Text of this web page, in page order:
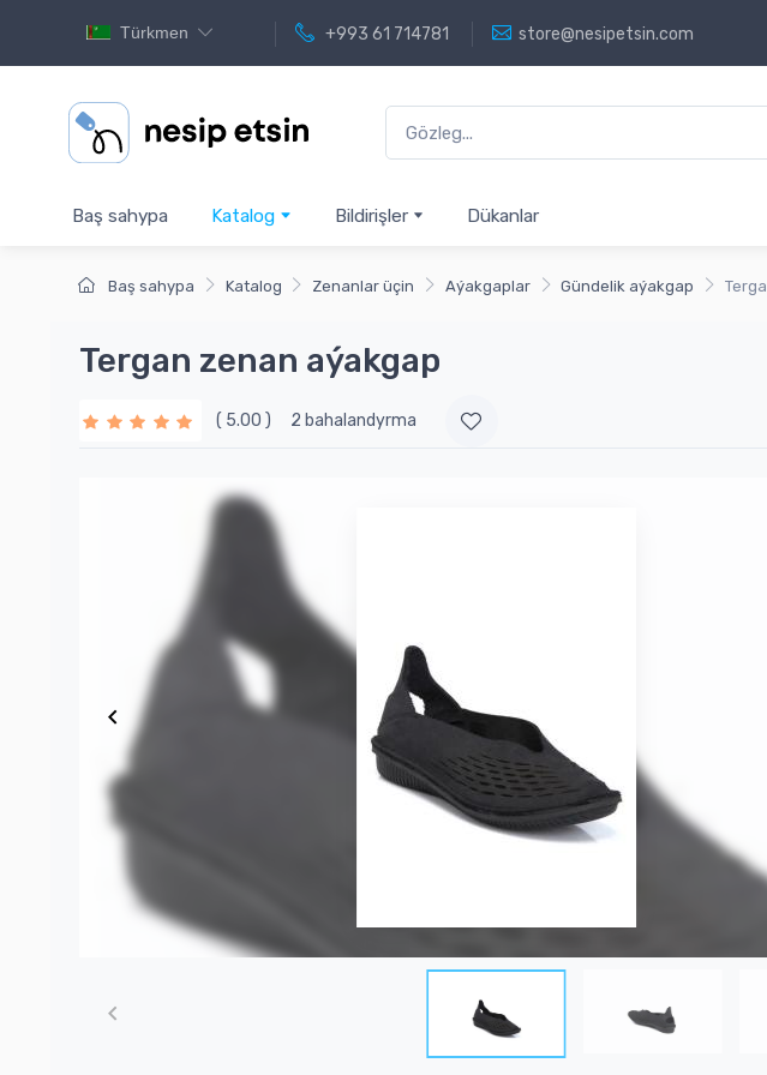
Türkmen +993 61 714781 store@nesipetsin.com
Baş sahypa Katalog Bildirişler Dükanlar
Baş sahypa Katalog Zenanlar üçin Aýakgaplar Gündelik aýakgap
Tergan zenan aýakgap
( 5.00 ) 2 bahalandyrma